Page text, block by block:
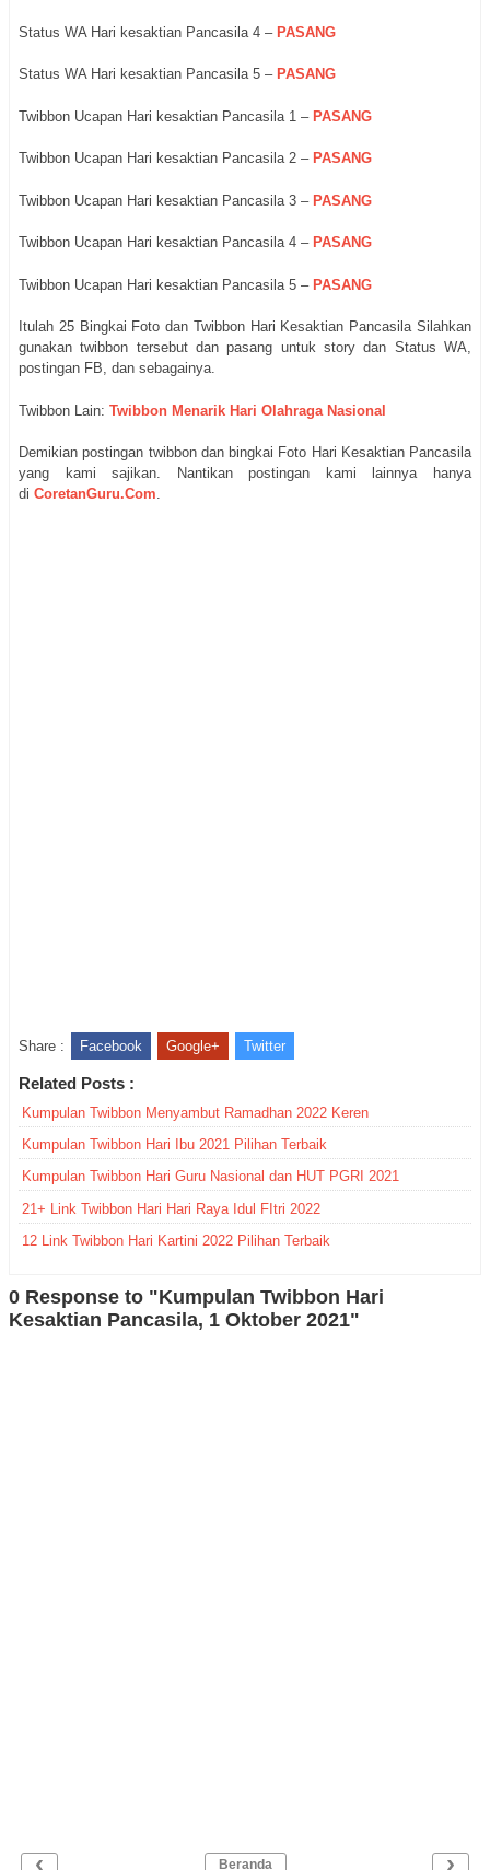
Status WA Hari kesaktian Pancasila 4 – PASANG
Status WA Hari kesaktian Pancasila 5 – PASANG
Twibbon Ucapan Hari kesaktian Pancasila 1 – PASANG
Twibbon Ucapan Hari kesaktian Pancasila 2 – PASANG
Twibbon Ucapan Hari kesaktian Pancasila 3 – PASANG
Twibbon Ucapan Hari kesaktian Pancasila 4 – PASANG
Twibbon Ucapan Hari kesaktian Pancasila 5 – PASANG
Itulah 25 Bingkai Foto dan Twibbon Hari Kesaktian Pancasila Silahkan
gunakan twibbon tersebut dan pasang untuk story dan Status WA,
postingan FB, dan sebagainya.
Twibbon Lain: Twibbon Menarik Hari Olahraga Nasional
Demikian postingan twibbon dan bingkai Foto Hari Kesaktian Pancasila
yang kami sajikan. Nantikan postingan kami lainnya hanya
di CoretanGuru.Com.
Share : Facebook Google+ Twitter
Related Posts :
Kumpulan Twibbon Menyambut Ramadhan 2022 Keren
Kumpulan Twibbon Hari Ibu 2021 Pilihan Terbaik
Kumpulan Twibbon Hari Guru Nasional dan HUT PGRI 2021
21+ Link Twibbon Hari Hari Raya Idul FItri 2022
12 Link Twibbon Hari Kartini 2022 Pilihan Terbaik
0 Response to "Kumpulan Twibbon Hari
Kesaktian Pancasila, 1 Oktober 2021"
‹ ›
Beranda